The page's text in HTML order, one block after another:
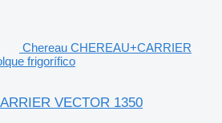
Chereau CHEREAU+CARRIER
frigorífico
VECTOR 1350